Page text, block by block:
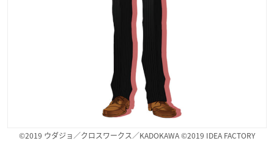
©2019 ウダジョ／クロスワークス／KADOKAWA ©2019 IDEA FACTORY